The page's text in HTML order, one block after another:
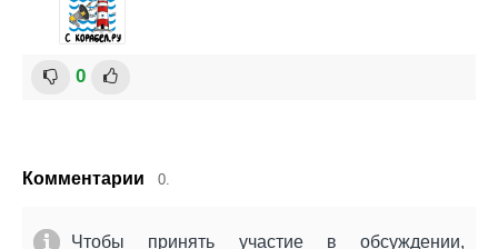
0
Комментарии 0.
Чтобы принять участие в обсуждении,